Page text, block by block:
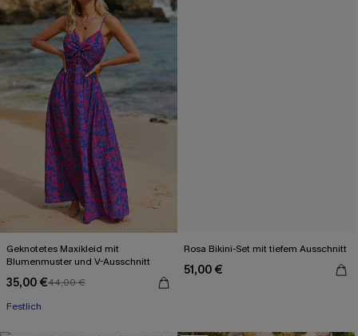
Geknotetes Maxikleid mit
Blumenmuster und V-Ausschnitt
35,00 €44,00 €
Festlich
Rosa Bikini-Set mit tiefem Ausschnitt
51,00 €